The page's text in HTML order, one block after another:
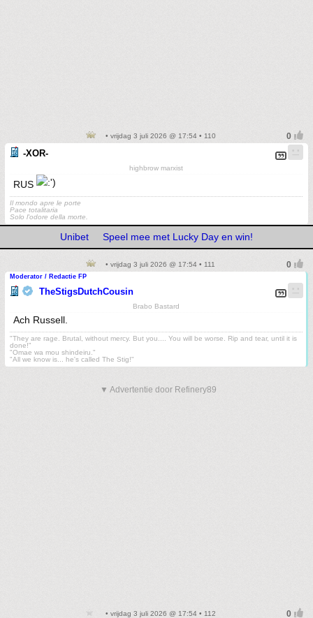
• vrijdag 3 juli 2026 @ 17:54 • 110
-XOR-
highbrow marxist
RUS
Il mondo apre le porte
Pace totalitaria
Solo l'odore della morte.
Unibet Speel mee met Lucky Day en win!
• vrijdag 3 juli 2026 @ 17:54 • 111
Moderator / Redactie FP
TheStigsDutchCousin
Brabo Bastard
Ach Russell.
"They are rage. Brutal, without mercy. But you.... You will be worse. Rip and tear, until it is
done!"
"Omae wa mou shindeiru."
"All we know is... he's called The Stig!"
▼ Advertentie door Refinery89
• vrijdag 3 juli 2026 @ 17:54 • 112